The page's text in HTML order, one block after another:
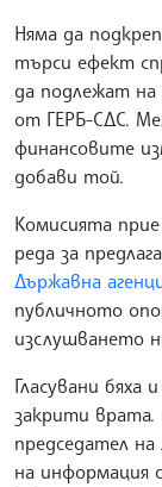
Няма да
търси ефект
да подлежат на
от ГЕРБ-СДС.
финансовите
добави той.
Комисията
реда за
Държавна
публичното
изслушването
Гласувани бяха
закрити врата.
председател
на информация